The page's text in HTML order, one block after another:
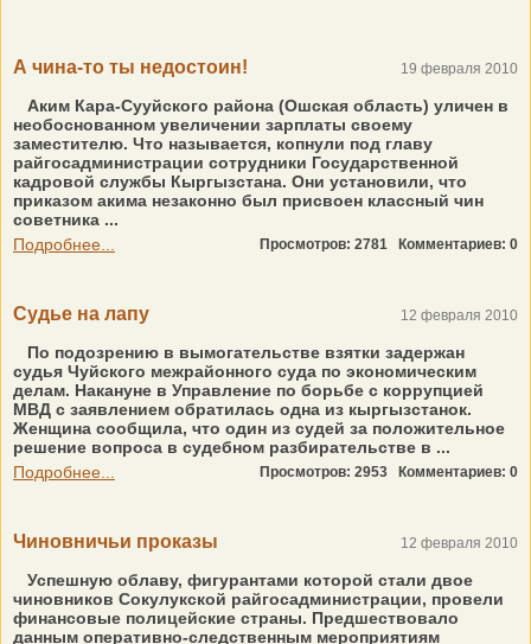
А чина-то ты недостоин! 19 февраля 2010
Аким Кара-Сууйского района (Ошская область) уличен в
необоснованном увеличении зарплаты своему
заместителю. Что называется, копнули под главу
райгосадминистрации сотрудники Государственной
кадровой службы Кыргызстана. Они установили, что
приказом акима незаконно был присвоен классный чин
советника ...
Подробнее...
Просмотров: 2781 Комментариев: 0
Судье на лапу 12 февраля 2010
По подозрению в вымогательстве взятки задержан
судья Чуйского межрайонного суда по экономическим
делам. Накануне в Управление по борьбе с коррупцией
МВД с заявлением обратилась одна из кыргызстанок.
Женщина сообщила, что один из судей за положительное
решение вопроса в судебном разбирательстве в ...
Подробнее...
Просмотров: 2953 Комментариев: 0
Чиновничьи проказы 12 февраля 2010
Успешную облаву, фигурантами которой стали двое
чиновников Сокулукской райгосадминистрации, провели
финансовые полицейские страны. Предшествовало
данным оперативно-следственным мероприятиям